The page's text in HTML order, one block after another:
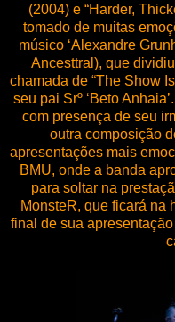
(2004) e “Harder,
tomado de muitas
músico ‘Alexandre
Ancesttral), que
chamada de “The Show
seu pai Srº ‘Beto
com presença de seu
outra composição
apresentações mais
BMU, onde a banda
para soltar na
MonsteR, que ficará na
final de sua